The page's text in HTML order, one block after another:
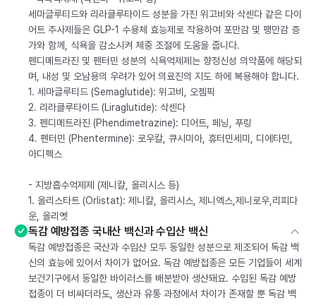
세마글루티드와 리라클루타이드 성분을 가진 위고비와 삭센다 같은 다이
어트 주사제들은 GLP-1 수용체 효능제로 작용하여 포만감 및 팽만감 증
가와 함께, 식욕을 감소시켜 체중 조절에 도움을 줍니다.
펜디메트라진 및 펜터민 성분의 식욕억제제는 향정신성 의약품에 해당되
며, 내성 및 오남용의 우려가 있어 의료진의 지도 하에 복용해야 합니다.
1. 세마글루티드 (Semaglutide): 위고비, 오젬픽
2. 리라클루타이드 (Liraglutide): 삭센다
3. 펜디메트라진 (Phendimetrazine): 디어트, 페닝, 푸링
4. 펜터민 (Phentermine): 로우칼, 큐시미아, 휴터민세미, 디에타민,
아디펙스
- 지방흡수억제제 (제니칼, 올리시스 등)
1. 올리스타트 (Orlistat): 제니칼, 올리시스, 제니엑스,제니로우,리피다
운, 올리엣
독감 예방접종 국내산 백신과 수입산 백신
독감 예방접종은 국산과 수입산 모두 동일한 성분으로 제조되어 독감 백
신의 효능에 있어서 차이가 없어요. 독감 예방접종은 모든 기업들이 세계
보건기구에서 동일한 바이러스를 배분받아 생산돼요. 수입된 독감 예방
접종이 더 비싸더라도, 생산과 유통 과정에서 차이가 존재할 뿐 독감 백